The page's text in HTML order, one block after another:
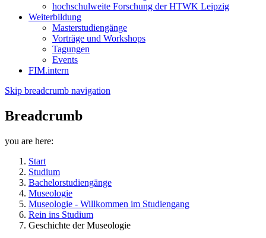
hochschulweite Forschung der HTWK Leipzig
Weiterbildung
Masterstudiengänge
Vorträge und Workshops
Tagungen
Events
FIM.intern
Skip breadcrumb navigation
Breadcrumb
you are here:
Start
Studium
Bachelorstudiengänge
Museologie
Museologie - Willkommen im Studiengang
Rein ins Studium
Geschichte der Museologie